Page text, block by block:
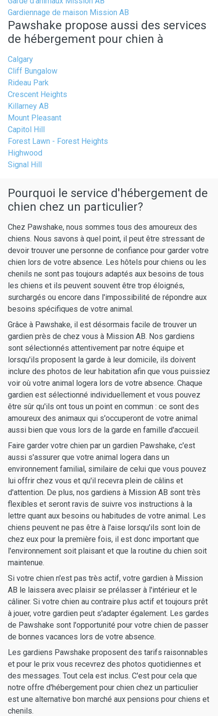
Gardiennage de maison Mission AB
Pawshake propose aussi des services
de hébergement pour chien à
Calgary
Cliff Bungalow
Rideau Park
Crescent Heights
Killarney AB
Mount Pleasant
Capitol Hill
Forest Lawn - Forest Heights
Highwood
Signal Hill
Pourquoi le service d'hébergement de
chien chez un particulier?
Chez Pawshake, nous sommes tous des amoureux des
chiens. Nous savons à quel point, il peut être stressant de
devoir trouver une personne de confiance pour garder votre
chien lors de votre absence. Les hôtels pour chiens ou les
chenils ne sont pas toujours adaptés aux besoins de tous
les chiens et ils peuvent souvent être trop éloignés,
surchargés ou encore dans l'impossibilité de répondre aux
besoins spécifiques de votre animal.
Grâce à Pawshake, il est désormais facile de trouver un
gardien près de chez vous à Mission AB. Nos gardiens
sont sélectionnés attentivement par notre équipe et
lorsqu'ils proposent la garde à leur domicile, ils doivent
inclure des photos de leur habitation afin que vous puissiez
voir où votre animal logera lors de votre absence. Chaque
gardien est sélectionné individuellement et vous pouvez
être sûr qu'ils ont tous un point en commun : ce sont des
amoureux des animaux qui s'occuperont de votre animal
aussi bien que vous lors de la garde en famille d'accueil.
Faire garder votre chien par un gardien Pawshake, c'est
aussi s'assurer que votre animal logera dans un
environnement familial, similaire de celui que vous pouvez
lui offrir chez vous et qu'il recevra plein de câlins et
d'attention. De plus, nos gardiens à Mission AB sont très
flexibles et seront ravis de suivre vos instructions à la
lettre quant aux besoins ou habitudes de votre animal. Les
chiens peuvent ne pas être à l'aise lorsqu'ils sont loin de
chez eux pour la première fois, il est donc important que
l'environnement soit plaisant et que la routine du chien soit
maintenue.
Si votre chien n'est pas très actif, votre gardien à Mission
AB le laissera avec plaisir se prélasser à l'intérieur et le
câliner. Si votre chien au contraire plus actif et toujours prêt
à jouer, votre gardien peut s'adapter également. Les gardes
de Pawshake sont l'opportunité pour votre chien de passer
de bonnes vacances lors de votre absence.
Les gardiens Pawshake proposent des tarifs raisonnables
et pour le prix vous recevrez des photos quotidiennes et
des messages. Tout cela est inclus. C'est pour cela que
notre offre d'hébergement pour chien chez un particulier
est une alternative bon marché aux pensions pour chiens et
chenils.